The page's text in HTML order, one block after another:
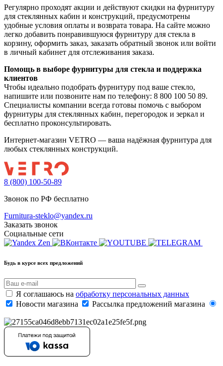
Регулярно проходят акции и действуют скидки на фурнитуру
для стеклянных кабин и конструкций, предусмотрены
удобные условия оплаты и возврата товара. На сайте можно
легко добавить понравившуюся фурнитуру для стекла в
корзину, оформить заказ, заказать обратный звонок или войти
в личный кабинет для отслеживания заказа.
Помощь в выборе фурнитуры для стекла и поддержка
клиентов
Чтобы идеально подобрать фурнитуру под ваше стекло,
напишите или позвоните нам по телефону: 8 800 100 50 89.
Специалисты компании всегда готовы помочь с выбором
фурнитуры для стеклянных кабин, перегородок и зеркал и
бесплатно проконсультировать.
Интернет-магазин VETRO — ваша надёжная фурнитура для
любых стеклянных конструкций.
8 (800) 100-50-89
Звонок по РФ бесплатно
Furnitura-steklo@yandex.ru
Заказать звонок
Социальные сети
Будь в курсе всех предложений
Я соглашаюсь на обработку персональных данных
Новости магазина
Рассылка предложений магазина